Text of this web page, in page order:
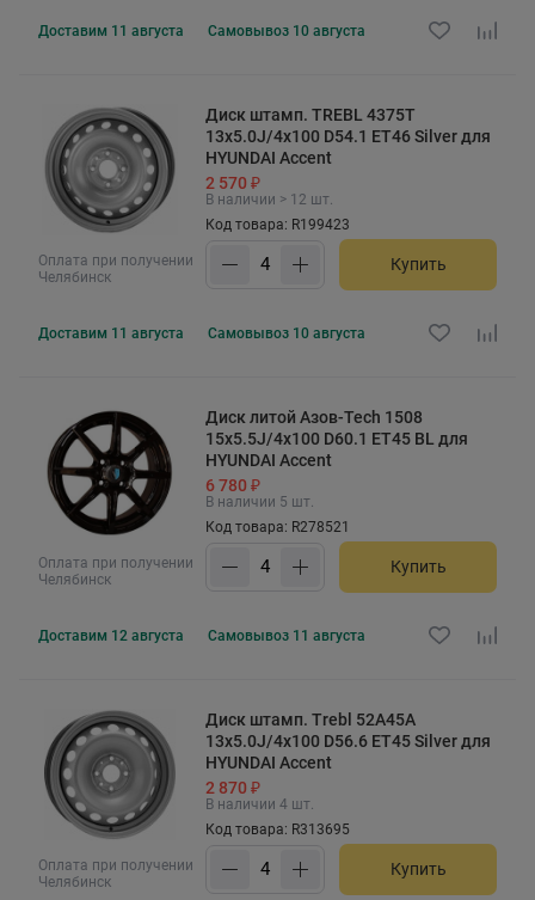
Доставим 11 августа Самовывоз 10 августа
Оплата при получении
Челябинск
Диск штамп. TREBL 4375T
13x5.0J/4x100 D54.1 ET46 Silver для
HYUNDAI Accent
2 570 ₽
В наличии > 12 шт.
Код товара: R199423
Купить
Доставим 11 августа Самовывоз 10 августа
Оплата при получении
Челябинск
Диск литой Азов-Tech 1508
15x5.5J/4x100 D60.1 ET45 BL для
HYUNDAI Accent
6 780 ₽
В наличии 5 шт.
Код товара: R278521
Купить
Доставим 12 августа Самовывоз 11 августа
Оплата при получении
Челябинск
Диск штамп. Trebl 52A45A
13x5.0J/4x100 D56.6 ET45 Silver для
HYUNDAI Accent
2 870 ₽
В наличии 4 шт.
Код товара: R313695
Купить